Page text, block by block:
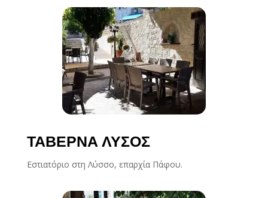
ΤΑΒΕΡΝΑ ΛΥΣΟΣ
Εστιατόριο στη Λύσσο, επαρχία Πάφου.